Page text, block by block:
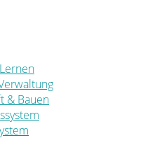
Landkreis
und Kultur
& Bauen